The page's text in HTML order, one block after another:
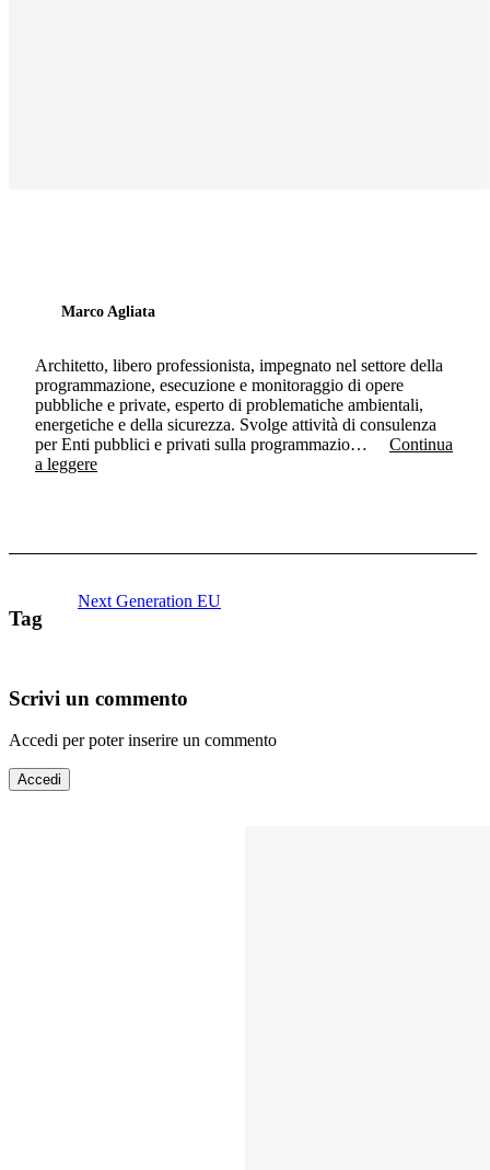
Marco Agliata
Architetto, libero professionista, impegnato nel settore della
programmazione, esecuzione e monitoraggio di opere
pubbliche e private, esperto di problematiche ambientali,
energetiche e della sicurezza. Svolge attività di consulenza
per Enti pubblici e privati sulla programmazio…
Continua
a leggere
Tag
Next Generation EU
Scrivi un commento
Accedi per poter inserire un commento
Accedi